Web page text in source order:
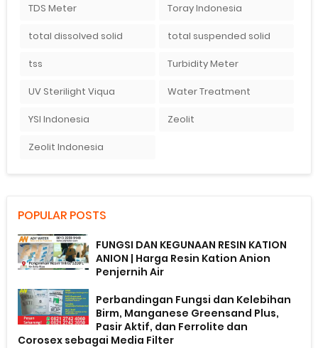
TDS Meter Toray Indonesia
total dissolved solid total suspended solid
tss Turbidity Meter
UV Sterilight Viqua Water Treatment
YSI Indonesia Zeolit
Zeolit Indonesia
POPULAR POSTS
FUNGSI DAN KEGUNAAN RESIN KATION
ANION | Harga Resin Kation Anion
Penjernih Air
Perbandingan Fungsi dan Kelebihan
Birm, Manganese Greensand Plus,
Pasir Aktif, dan Ferrolite dan
Corosex sebagai Media Filter